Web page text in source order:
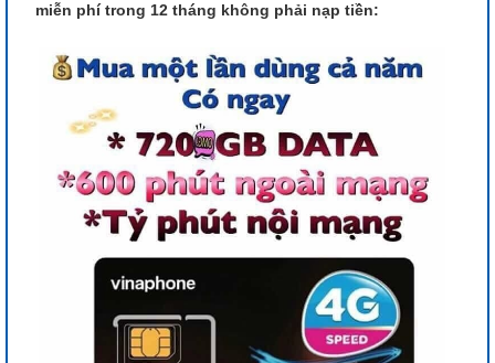
miễn phí trong 12 tháng không phải nạp tiền: